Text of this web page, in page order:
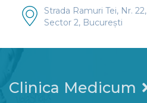
Strada Ramuri Tei, Nr. 22,
Sector 2, București
Clinica Medicum